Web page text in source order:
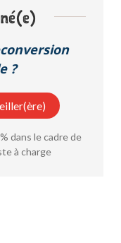
?
dans le cadre de
à charge